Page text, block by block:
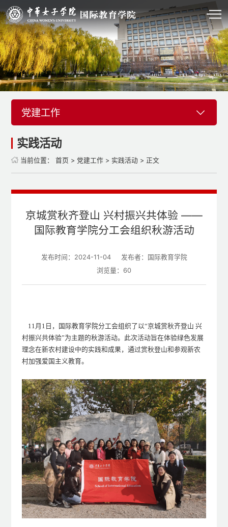
党建工作
实践活动
当前位置： 首页 > 党建工作 > 实践活动 > 正文
京城赏秋齐登山 兴村振兴共体验 ——
国际教育学院分工会组织秋游活动
发布时间：2024-11-04
发布者：国际教育学院
浏览量： 60
11月1日，国际教育学院分工会组织 了以“京城赏秋齐登山 兴
村振兴共体验”为主题的秋游活动。此次活动旨在体验绿色发展
理念在新农村建设中的实践和成果， 通过赏秋登山和参观新农
村加强爱国主义教育。